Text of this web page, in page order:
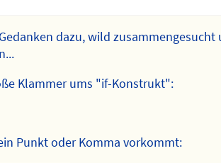
dazu, wild zusammengesucht
Klammer ums "if-Konstrukt":
Punkt oder Komma vorkommt: